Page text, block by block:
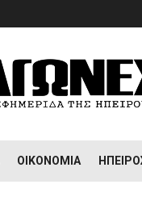
ΟΙΚΟΝΟΜΊΑ